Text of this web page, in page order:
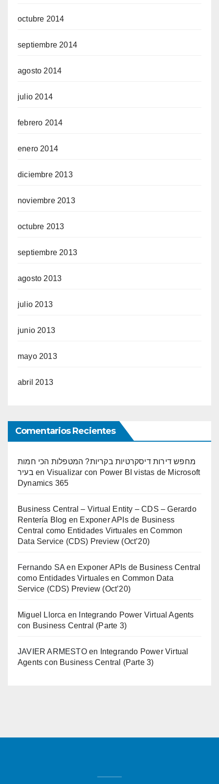
octubre 2014
septiembre 2014
agosto 2014
julio 2014
febrero 2014
enero 2014
diciembre 2013
noviembre 2013
octubre 2013
septiembre 2013
agosto 2013
julio 2013
junio 2013
mayo 2013
abril 2013
Comentarios Recientes
מחפש דירות דיסקרטיות בקריות? המטפלות הכי חמות
בעיר en Visualizar con Power BI vistas de Microsoft
Dynamics 365
Business Central – Virtual Entity – CDS – Gerardo
Rentería Blog en Exponer APIs de Business
Central como Entidades Virtuales en Common
Data Service (CDS) Preview (Oct’20)
Fernando SA en Exponer APIs de Business Central
como Entidades Virtuales en Common Data
Service (CDS) Preview (Oct’20)
Miguel Llorca en
Integrando Power Virtual Agents
con Business Central (Parte 3)
JAVIER ARMESTOen
Integrando Power Virtual
Agents con Business Central (Parte 3)